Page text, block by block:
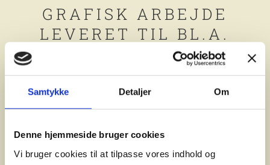
Samtykke Detaljer Om
Denne hjemmeside bruger cookies
Vi bruger cookies til at tilpasse vores indhold og
GRAFISK ARBEJDE
LEVERET TIL BL.A.